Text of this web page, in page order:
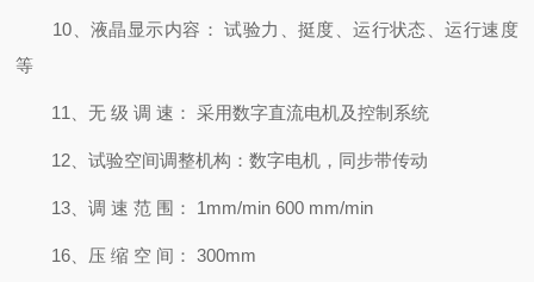
10、液晶显示内容： 试验力、挺度、运行状态、运行速度
等
11、无 级 调 速： 采用数字直流电机及控制系统
12、试验空间调整机构：数字电机，同步带传动
13、调 速 范 围： 1mm/min 600 mm/min
16、压 缩 空 间： 300mm